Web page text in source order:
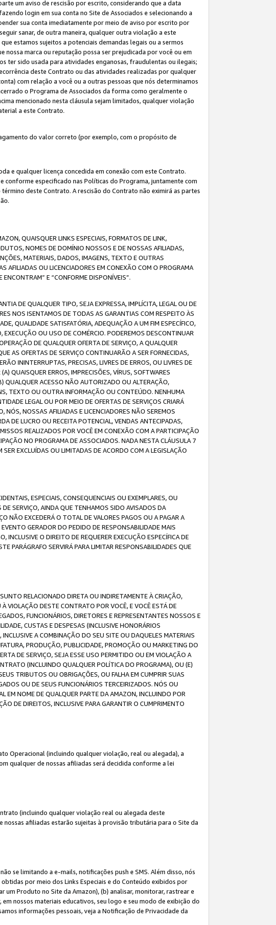
um aviso de rescisão por escrito, considerando que a data
login em sua conta no Site de Associados e selecionando a
sua conta imediatamente por meio de aviso por escrito por
sanar, de outra maneira, qualquer outra violação a este
estamos sujeitos a potenciais demandas legais ou a sermos
marca ou reputação possa ser prejudicada por você ou em
ter sido usada para atividades enganosas, fraudulentas ou ilegais;
deste Contrato ou das atividades realizadas por qualquer
com relação a você ou a outras pessoas que nós determinamos
o Programa de Associados da forma como geralmente o
mencionado nesta cláusula sejam limitados, qualquer violação
a este Contrato.
do valor correto (por exemplo, com o propósito de
e qualquer licença concedida em conexão com este Contrato.
conforme especificado nas Políticas do Programa, juntamente com
deste Contrato. A rescisão do Contrato não eximirá as partes
QUAISQUER LINKS ESPECIAIS, FORMATOS DE LINK,
NOMES DE DOMÍNIO NOSSOS E DE NOSSAS AFILIADAS,
MATERIAIS, DADOS, IMAGENS, TEXTO E OUTRAS
AFILIADAS OU LICENCIADORES EM CONEXÃO COM O PROGRAMA
E “CONFORME DISPONÍVEIS”.
DE QUALQUER TIPO, SEJA EXPRESSA, IMPLÍCITA, LEGAL OU DE
NOS ISENTAMOS DE TODAS AS GARANTIAS COM RESPEITO ÀS
QUALIDADE SATISFATÓRIA, ADEQUAÇÃO A UM FIM ESPECÍFICO,
OU USO DE COMÉRCIO. PODEREMOS DESCONTINUAR
DE QUALQUER OFERTA DE SERVIÇO, A QUALQUER
AS OFERTAS DE SERVIÇO CONTINUARÃO A SER FORNECIDAS,
ININTERRUPTAS, PRECISAS, LIVRES DE ERROS, OU LIVRES DE
QUAISQUER ERROS, IMPRECISÕES, VÍRUS, SOFTWARES
QUALQUER ACESSO NÃO AUTORIZADO OU ALTERAÇÃO,
TEXTO OU OUTRA INFORMAÇÃO OU CONTEÚDO. NENHUMA
LEGAL OU POR MEIO DE OFERTAS DE SERVIÇOS CRIARÁ
NOSSAS AFILIADAS E LICENCIADORES NÃO SEREMOS
DE LUCRO OU RECEITA POTENCIAL, VENDAS ANTECIPADAS,
REALIZADOS POR VOCÊ EM CONEXÃO COM A PARTICIPAÇÃO
NO PROGRAMA DE ASSOCIADOS. NADA NESTA CLÁUSULA 7
EXCLUÍDAS OU LIMITADAS DE ACORDO COM A LEGISLAÇÃO
ESPECIAIS, CONSEQUENCIAIS OU EXEMPLARES, OU
SERVIÇO, AINDA QUE TENHAMOS SIDO AVISADOS DA
NÃO EXCEDERÁ O TOTAL DE VALORES PAGOS OU A PAGAR A
GERADOR DO PEDIDO DE RESPONSABILIDADE MAIS
O DIREITO DE REQUERER EXECUÇÃO ESPECÍFICA DE
PARÁGRAFO SERVIRÁ PARA LIMITAR RESPONSABILIDADES QUE
RELACIONADO DIRETA OU INDIRETAMENTE À CRIAÇÃO,
VIOLAÇÃO DESTE CONTRATO POR VOCÊ, E VOCÊ ESTÁ DE
FUNCIONÁRIOS, DIRETORES E REPRESENTANTES NOSSOS E
CUSTAS E DESPESAS (INCLUSIVE HONORÁRIOS
A COMBINAÇÃO DO SEU SITE OU DAQUELES MATERIAIS
PRODUÇÃO, PUBLICIDADE, PROMOÇÃO OU MARKETING DO
DE SERVIÇO, SEJA ESSE USO PERMITIDO OU EM VIOLAÇÃO A
(INCLUINDO QUALQUER POLÍTICA DO PROGRAMA), OU (E)
TRIBUTOS OU OBRIGAÇÕES, OU FALHA EM CUMPRIR SUAS
OU DE SEUS FUNCIONÁRIOS TERCEIRIZADOS. NÓS OU
EM NOME DE QUALQUER PARTE DA AMAZON, INCLUINDO POR
DE DIREITOS, INCLUSIVE PARA GARANTIR O CUMPRIMENTO
Operacional (incluindo qualquer violação, real ou alegada), a
qualquer de nossas afiliadas será decidida conforme a lei
(incluindo qualquer violação real ou alegada deste
afiliadas estarão sujeitas à provisão tributária para o Site da
se limitando a e-mails, notificações push e SMS. Além disso, nós
por meio dos Links Especiais e do Conteúdo exibidos por
um Produto no Site da Amazon), (b) analisar, monitorar, rastrear e
nossos materiais educativos, seu logo e seu modo de exibição do
informações pessoais, veja a Notificação de Privacidade da